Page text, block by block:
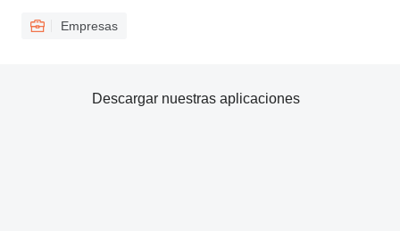
Empresas
Descargar nuestras aplicaciones